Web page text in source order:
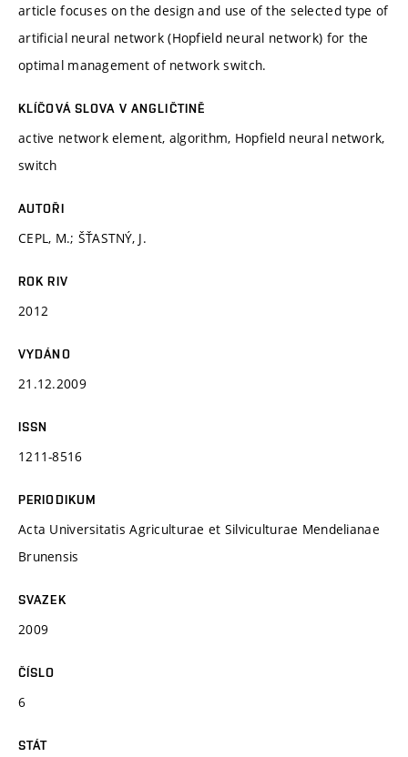
article focuses on the design and use of the selected type of
artificial neural network (Hopfield neural network) for the
optimal management of network switch.
KLÍČOVÁ SLOVA V ANGLIČTINĚ
active network element, algorithm, Hopfield neural network,
switch
AUTOŘI
CEPL, M.; ŠŤASTNÝ, J.
ROK RIV
2012
VYDÁNO
21.12.2009
ISSN
1211-8516
PERIODIKUM
Acta Universitatis Agriculturae et Silviculturae Mendelianae
Brunensis
SVAZEK
2009
ČÍSLO
6
STÁT